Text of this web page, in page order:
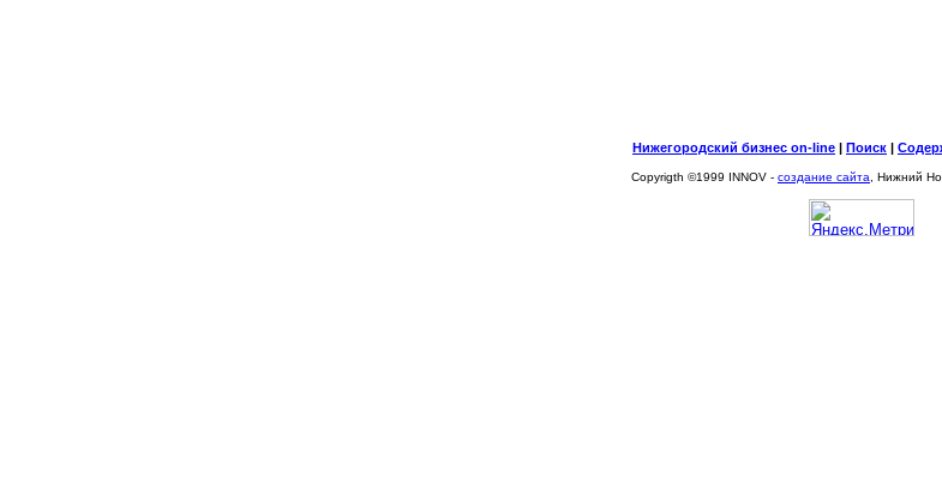
Нижегородский бизнес on-line | Поиск |
Copyrigth ©1999 INNOV - создание сайта , Нижний